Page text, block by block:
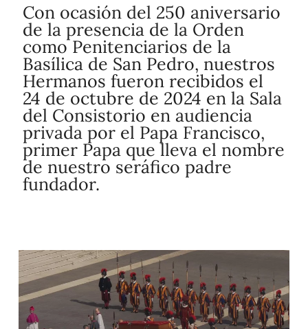
Con ocasión del 250 aniversario
de la presencia de la Orden
como Penitenciarios de la
Basílica de San Pedro, nuestros
Hermanos fueron recibidos el
24 de octubre de 2024 en la Sala
del Consistorio en audiencia
privada por el Papa Francisco,
primer Papa que lleva el nombre
de nuestro seráfico padre
fundador.